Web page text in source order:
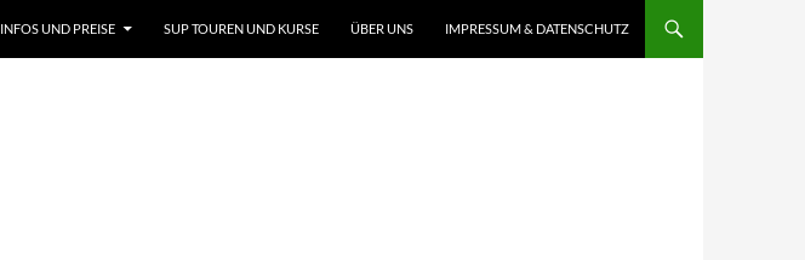
INFOS UND PREISE SUP TOUREN UND KURSE ÜBER UNS IMPRESSUM & DATENSCHUTZ